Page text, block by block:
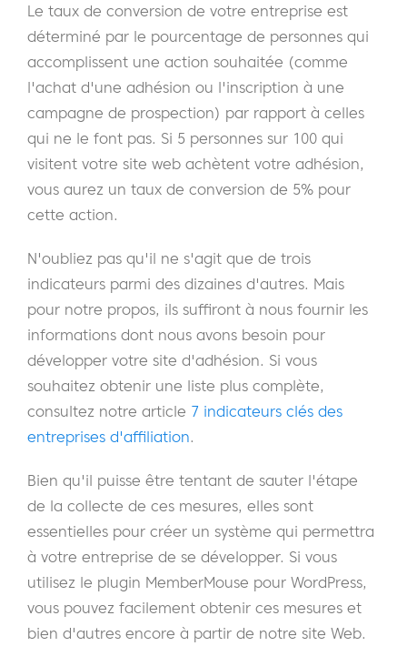
Le taux de conversion de votre entreprise est
déterminé par le pourcentage de personnes qui
accomplissent une action souhaitée (comme
l'achat d'une adhésion ou l'inscription à une
campagne de prospection) par rapport à celles
qui ne le font pas. Si 5 personnes sur 100 qui
visitent votre site web achètent votre adhésion,
vous aurez un taux de conversion de 5% pour
cette action.
N'oubliez pas qu'il ne s'agit que de trois
indicateurs parmi des dizaines d'autres. Mais
pour notre propos, ils suffiront à nous fournir les
informations dont nous avons besoin pour
développer votre site d'adhésion. Si vous
souhaitez obtenir une liste plus complète,
consultez notre article 7 indicateurs clés des
entreprises d'affiliation.
Bien qu'il puisse être tentant de sauter l'étape
de la collecte de ces mesures, elles sont
essentielles pour créer un système qui permettra
à votre entreprise de se développer. Si vous
utilisez le plugin MemberMouse pour WordPress,
vous pouvez facilement obtenir ces mesures et
bien d'autres encore à partir de notre site Web.